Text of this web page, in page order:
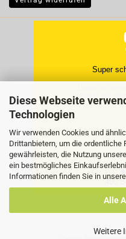
Diese Webseite
Technologien
Wir verwenden Cookies und
Drittanbietern, um die
gewährleisten, die Nutzung
ein bestmögliches
Informationen finden Sie in
Alle
Weitere
Super
Datum der
450